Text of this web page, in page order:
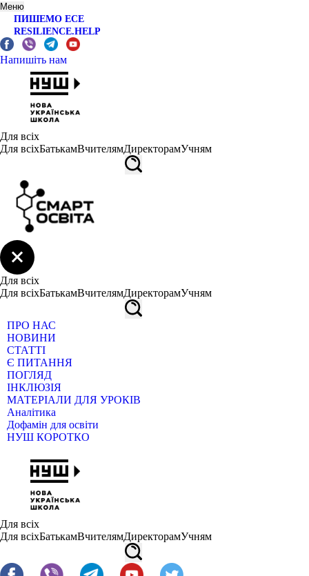
Меню
ПИШЕМО ЕСЕ
RESILIENCE.HELP
Напишіть нам
Для всіх
Для всіхБатькамВчителямДиректорамУчням
Для всіх
Для всіхБатькамВчителямДиректорамУчням
ПРО НАС
НОВИНИ
СТАТТІ
Є ПИТАННЯ
ПОГЛЯД
ІНКЛЮЗІЯ
МАТЕРІАЛИ ДЛЯ УРОКІВ
Аналітика
Дофамін для освіти
НУШ КОРОТКО
Для всіх
Для всіхБатькамВчителямДиректорамУчням